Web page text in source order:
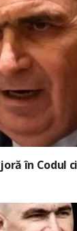
în Codul